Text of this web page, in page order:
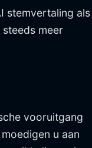
stemvertaling als
meer
vooruitgang
u aan